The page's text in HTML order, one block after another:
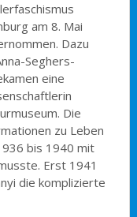
am 8. Mai
Dazu
Seghers-
eine
Die
zu Leben
bis 1940 mit
Erst 1941
die komplizierte